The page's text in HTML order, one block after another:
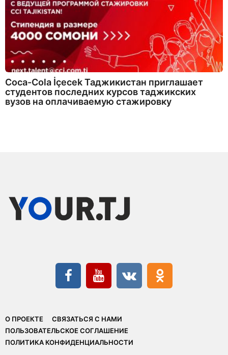
Coca-Cola İçecek Таджикистан приглашает
студентов последних курсов таджикских
вузов на оплачиваемую стажировку
О ПРОЕКТЕ
СВЯЗАТЬСЯ С НАМИ
ПОЛЬЗОВАТЕЛЬСКОЕ СОГЛАШЕНИЕ
ПОЛИТИКА КОНФИДЕНЦИАЛЬНОСТИ